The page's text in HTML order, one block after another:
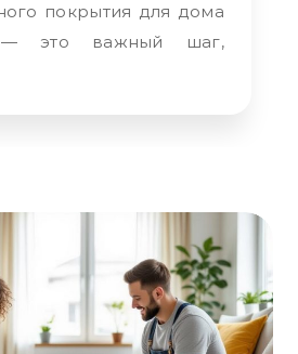
это важный шаг,